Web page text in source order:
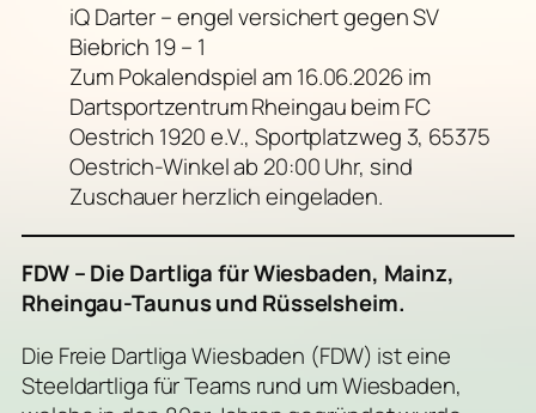
iQ Darter – engel versichert gegen SV
Biebrich 19 – 1
Zum Pokalendspiel am 16.06.2026 im
Dartsportzentrum Rheingau beim FC
Oestrich 1920 e.V., Sportplatzweg 3, 65375
Oestrich-Winkel ab 20:00 Uhr, sind
Zuschauer herzlich eingeladen.
FDW – Die Dartliga für Wiesbaden, Mainz,
Rheingau-Taunus und Rüsselsheim.
Die Freie Dartliga Wiesbaden (FDW) ist eine
Steeldartliga für Teams rund um Wiesbaden,